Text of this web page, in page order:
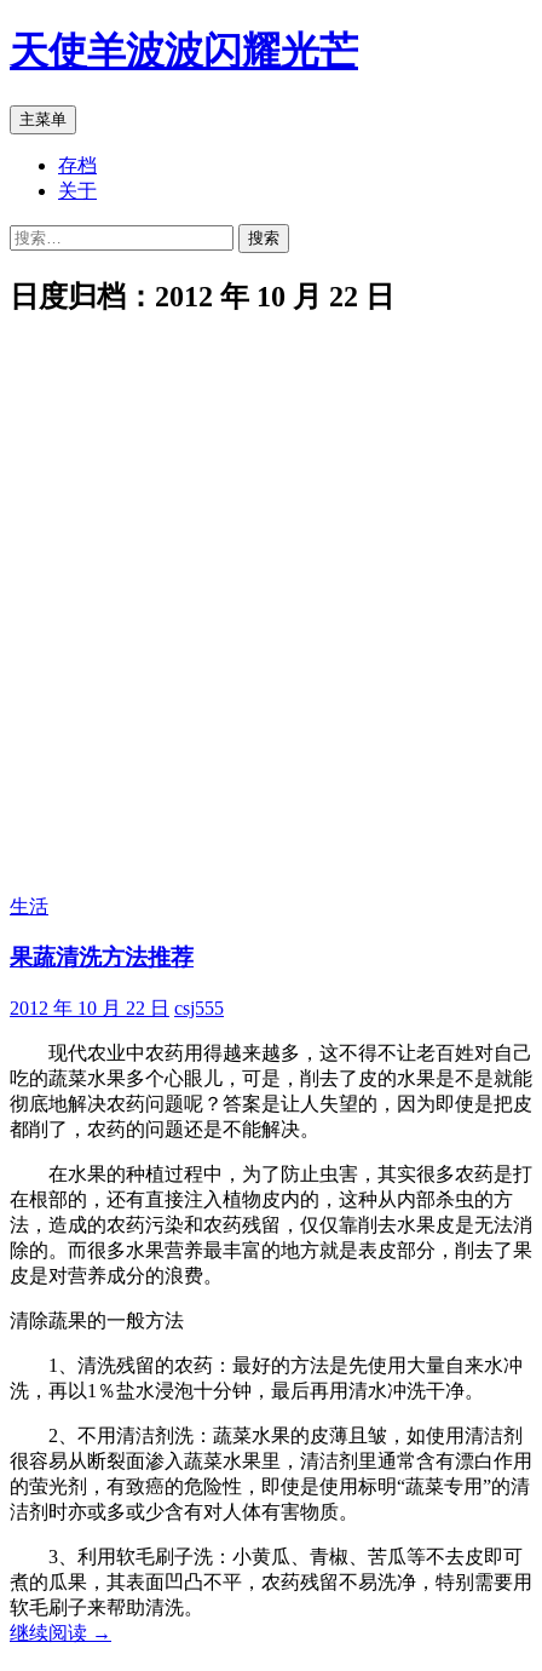
跳
至
文
天使羊波波闪耀光芒
搜
索
主菜单
存档
关于
搜
日度归档：2012 年 10 月 22 日
生活
果蔬清洗方法推荐
2012 年 10 月 22 日 csj555
现代农业中农药用得越来越多，这不得不让老百姓对自己
吃的蔬菜水果多个心眼儿，可是，削去了皮的水果是不是就能
彻底地解决农药问题呢？答案是让人失望的，因为即使是把皮
都削了，农药的问题还是不能解决。
在水果的种植过程中，为了防止虫害，其实很多农药是打
在根部的，还有直接注入植物皮内的，这种从内部杀虫的方
法，造成的农药污染和农药残留，仅仅靠削去水果皮是无法消
除的。而很多水果营养最丰富的地方就是表皮部分，削去了果
皮是对营养成分的浪费。
清除蔬果的一般方法
1、清洗残留的农药：最好的方法是先使用大量自来水冲
洗，再以1％盐水浸泡十分钟，最后再用清水冲洗干净。
2、不用清洁剂洗：蔬菜水果的皮薄且皱，如使用清洁剂
很容易从断裂面渗入蔬菜水果里，清洁剂里通常含有漂白作用
的萤光剂，有致癌的危险性，即使是使用标明“蔬菜专用”的清
洁剂时亦或多或少含有对人体有害物质。
3、利用软毛刷子洗：小黄瓜、青椒、苦瓜等不去皮即可
煮的瓜果，其表面凹凸不平，农药残留不易洗净，特别需要用
软毛刷子来帮助清洗。
继续阅读果
→